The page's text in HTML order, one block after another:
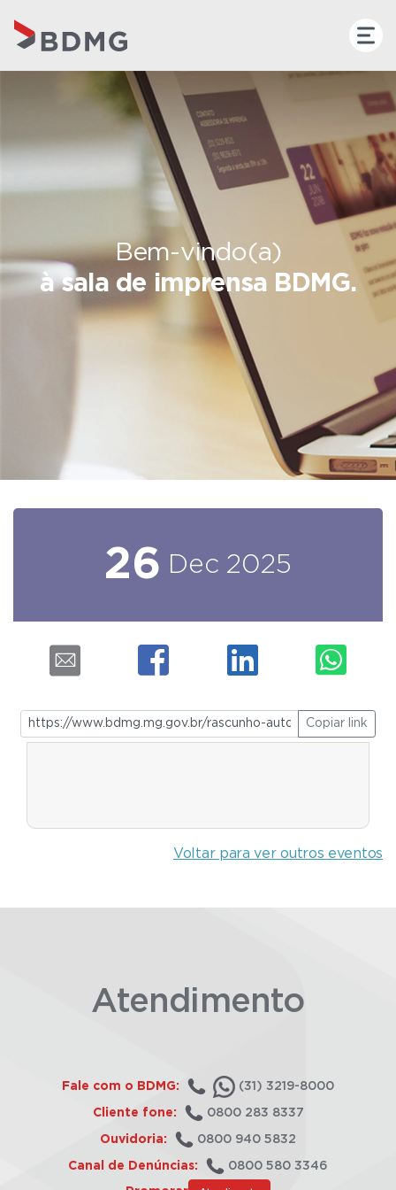
Bem-vindo(a)
à sala de imprensa BDMG.
26 Dec 2025
Copiar link
Voltar para ver outros eventos
Atendimento
Fale com o BDMG: (31) 3219-8000
Cliente fone: 0800 283 8337
Ouvidoria: 0800 940 5832
Canal de Denúncias: 0800 580 3346